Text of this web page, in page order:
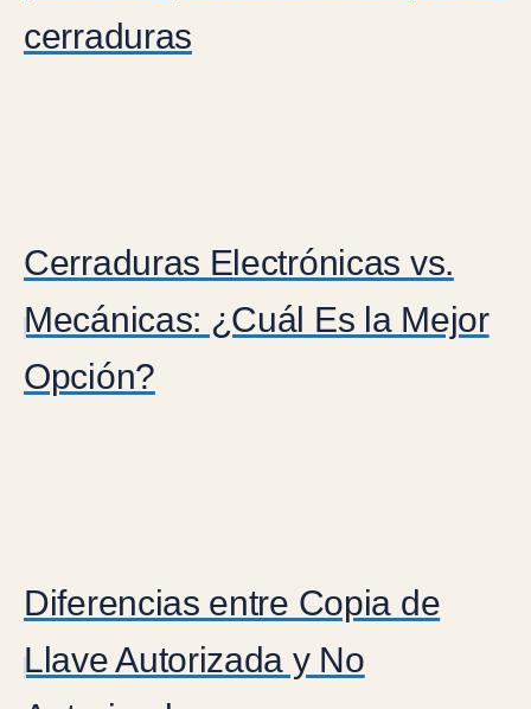
cerraduras
Cerraduras Electrónicas vs.
Mecánicas: ¿Cuál Es la Mejor
Opción?
Diferencias entre Copia de
Llave Autorizada y No